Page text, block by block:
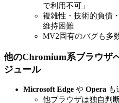
で利用不可」
複雑性・技術的負債
維持困難
MV2固有のバグも多
他のChromium系ブラウザ
ジュール
Microsoft Edge や Opera も
他ブラウザは独自判